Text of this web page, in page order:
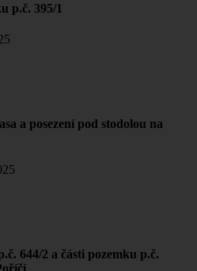
p.č. 395/1
a posezení pod stodolou na
644/2 a části pozemku p.č.